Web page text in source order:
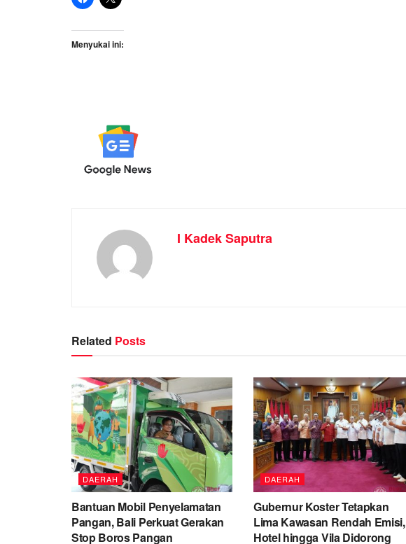
Menyukai ini:
I Kadek Saputra
Related Posts
DAERAH
Bantuan Mobil Penyelamatan
Pangan, Bali Perkuat Gerakan
Stop Boros Pangan
DAERAH
Gubernur Koster Tetapkan
Lima Kawasan Rendah Emisi,
Hotel hingga Vila Didorong